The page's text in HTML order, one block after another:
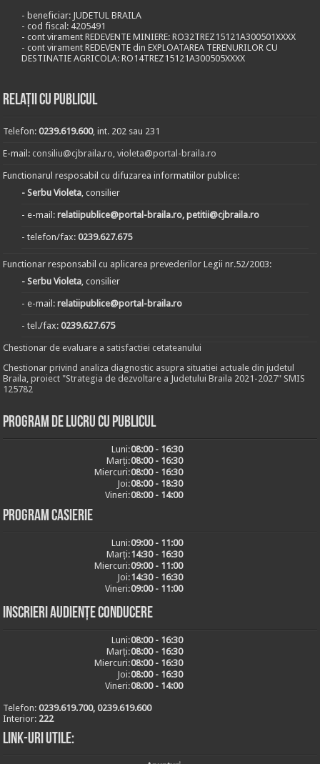
- beneficiar: JUDETUL BRAILA
- cod fiscal: 4205491
- cont virament REDEVENTE MINIERE: RO32TREZ15121A300501XXXX
- cont virament REDEVENTE din EXPLOATAREA TERENURILOR CU
DESTINATIE AGRICOLA: RO14TREZ15121A300505XXXX
Relații cu publicul
Telefon:0239.619.600, int. 202 sau 231
E-mail:consiliu@cjbraila.ro ,violeta@portal-braila.ro
Functionarul resposabil cu difuzarea informatiilor publice:
- Serbu Violeta , consilier
- e-mail:relatiipublice@portal-braila.ro, petitii@cjbraila.ro
- telefon/fax:0239.627.675
Functionar responsabil cu aplicarea prevederilor Legii nr.52/2003:
- Serbu Violeta , consilier
- e-mail:relatiipublice@portal-braila.ro
- tel./fax:0239.627.675
Chestionar de evaluare a satisfactiei cetateanului
Chestionar privind analiza diagnostic asupra situatiei actuale din judetul
Braila, proiect "Strategia de dezvoltare a Judetului Braila 2021-2027" SMIS
125782
Program de lucru cu publicul
Luni:08:00 - 16:30
Marți:08:00 - 16:30
Miercuri:08:00 - 16:30
Joi:08:00 - 18:30
Vineri:08:00 - 14:00
Program casierie
Luni:09:00 - 11:00
Marți:14:30 - 16:30
Miercuri:09:00 - 11:00
Joi:14:30 - 16:30
Vineri:09:00 - 11:00
Inscrieri audiențe conducere
Luni:08:00 - 16:30
Marți:08:00 - 16:30
Miercuri:08:00 - 16:30
Joi:08:00 - 16:30
Vineri:08:00 - 14:00
Telefon:0239.619.700, 0239.619.600
Interior: 222
Link-uri utile: